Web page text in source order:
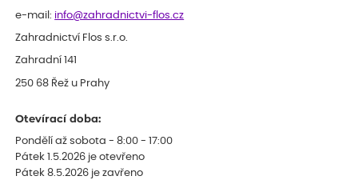
e-mail: info@zahradnictvi-flos.cz
Zahradnictví Flos s.r.o.
Zahradní 141
250 68 Řež u Prahy
Otevírací doba:
Pondělí až sobota - 8:00 - 17:00
Pátek 1.5.2026 je otevřeno
Pátek 8.5.2026 je zavřeno